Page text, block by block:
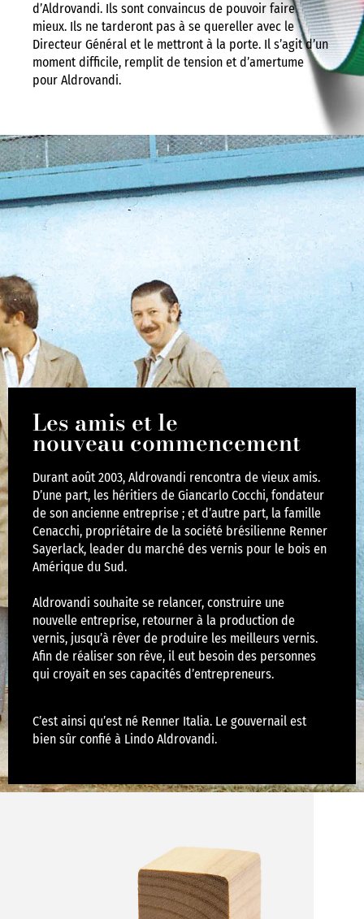
d’Aldrovandi. Ils sont convaincus de pouvoir faire
mieux. Ils ne tarderont pas à se quereller avec le
Directeur Général et le mettront à la porte. Il s’agit d’un
moment difficile, remplit de tension et d’amertume
pour Aldrovandi.
Les amis et le
nouveau commencement
Durant août 2003, Aldrovandi rencontra de vieux amis.
D’une part, les héritiers de Giancarlo Cocchi, fondateur
de son ancienne entreprise ; et d’autre part, la famille
Cenacchi, propriétaire de la société brésilienne Renner
Sayerlack, leader du marché des vernis pour le bois en
Amérique du Sud.
Aldrovandi souhaite se relancer, construire une
nouvelle entreprise, retourner à la production de
vernis, jusqu’à rêver de produire les meilleurs vernis.
Afin de réaliser son rêve, il eut besoin des personnes
qui croyait en ses capacités d’entrepreneurs.
C’est ainsi qu’est né Renner Italia. Le gouvernail est
bien sûr confié à Lindo Aldrovandi.